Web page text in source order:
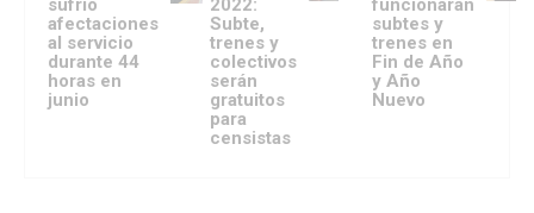
sufrió
afectaciones
al servicio
durante 44
horas en
junio
2022:
Subte,
trenes y
colectivos
serán
gratuitos
para
censistas
funcionarán
subtes y
trenes en
Fin de Año
y Año
Nuevo